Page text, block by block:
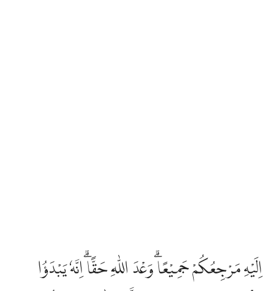
اِلَيْهِ مَرْجِعُكُمْ جَمِيْعًاۗ وَعْدَ اللّٰهِ حَقًّاۗ اِنَّهٗ يَبْدَؤُا